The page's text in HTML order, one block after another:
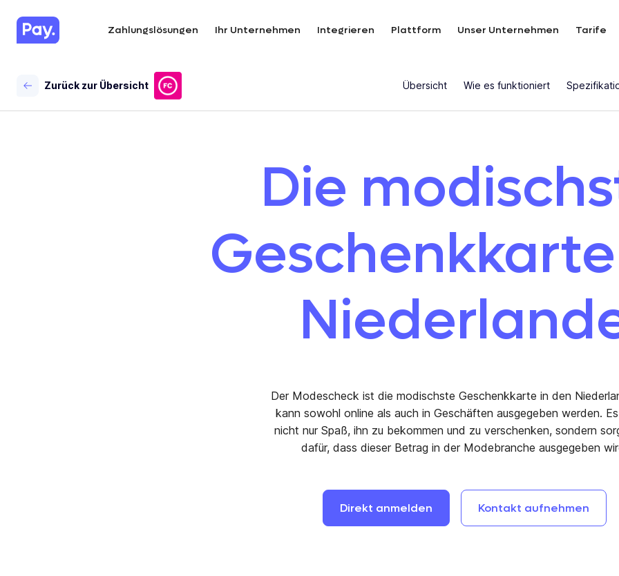
Zahlungslösungen Ihr Unternehmen Integrieren Plattform Unser Unternehmen Tarife
Zurück zur Übersicht Übersicht Wie es funktioniert
Die
Der Modescheck ist die modischste Geschenkkarte in den
kann sowohl online als auch in Geschäften ausgegeben werden.
nicht nur Spaß, ihn zu bekommen und zu verschenken, sondern
dafür, dass dieser Betrag in der Modebranche ausgegeben
Direkt anmelden Kontakt aufnehmen